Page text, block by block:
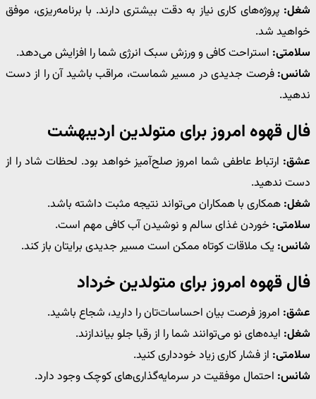
شغل: پروژه‌های کاری نیاز به دقت بیشتری دارند. با برنامه‌ریزی، موفق
خواهید شد.
سلامتی: استراحت کافی و ورزش سبک انرژی شما را افزایش می‌دهد.
شانس: فرصت جدیدی در مسیر شماست، مراقب باشید آن را از دست
ندهید.
فال قهوه امروز برای متولدین اردیبهشت
عشق: ارتباط عاطفی شما امروز صلح‌آمیز خواهد بود. لحظات شاد را از
دست ندهید.
شغل: همکاری با همکاران می‌تواند نتیجه مثبت داشته باشد.
سلامتی: خوردن غذای سالم و نوشیدن آب کافی مهم است.
شانس: یک ملاقات کوتاه ممکن است مسیر جدیدی برایتان باز کند.
فال قهوه امروز برای متولدین خرداد
عشق: امروز فرصت بیان احساسات‌تان را دارید، شجاع باشید.
شغل: ایده‌های نو می‌توانند شما را از رقبا جلو بیاندازند.
سلامتی: از فشار کاری زیاد خودداری کنید.
شانس: احتمال موفقیت در سرمایه‌گذاری‌های کوچک وجود دارد.